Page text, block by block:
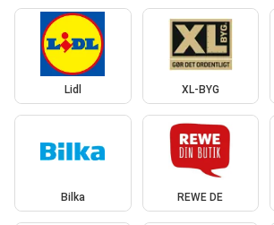
Lidl XL-BYG
Bilka REWE DE